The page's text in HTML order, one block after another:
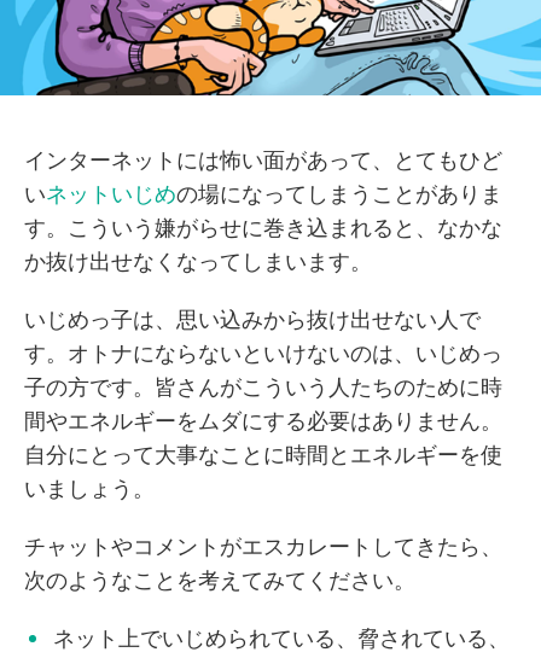
インターネットには怖い面があって、とてもひど
いネットいじめの場になってしまうことがありま
す。こういう嫌がらせに巻き込まれると、なかな
か抜け出せなくなってしまいます。
いじめっ子は、思い込みから抜け出せない人で
す。オトナにならないといけないのは、いじめっ
子の方です。皆さんがこういう人たちのために時
間やエネルギーをムダにする必要はありません。
自分にとって大事なことに時間とエネルギーを使
いましょう。
チャットやコメントがエスカレートしてきたら、
次のようなことを考えてみてください。
ネット上でいじめられている、脅されている、